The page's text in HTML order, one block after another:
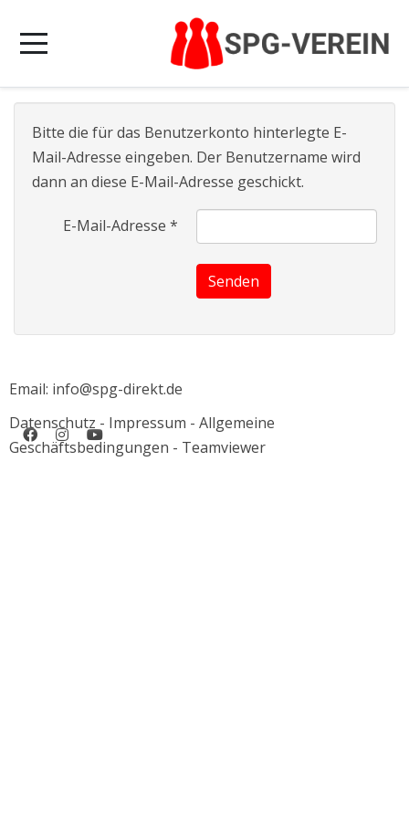
Bitte die für das Benutzerkonto hinterlegte E-
Mail-Adresse eingeben. Der Benutzername wird
dann an diese E-Mail-Adresse geschickt.
E-Mail-Adresse *
Senden
Email: info@spg-direkt.de
Datenschutz - Impressum - Allgemeine
Geschäftsbedingungen - Teamviewer